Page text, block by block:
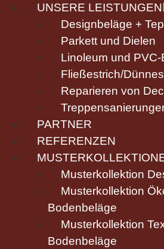
UNSERE LEISTUNGEN
Designbeläge +
Parkett und Dielen
Linoleum und PVC-
Fließestrich/
Reparieren von
PARTNER
REFERENZEN
Musterkollektion
Musterkollektion
Bodenbeläge
Musterkollektion
Bodenbeläge